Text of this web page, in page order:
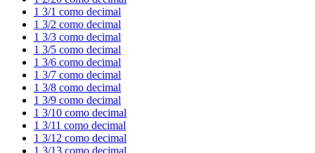
1 3/1 como decimal
1 3/2 como decimal
1 3/3 como decimal
1 3/5 como decimal
1 3/6 como decimal
1 3/7 como decimal
1 3/8 como decimal
1 3/9 como decimal
1 3/10 como decimal
1 3/11 como decimal
1 3/12 como decimal
1 3/13 como decimal